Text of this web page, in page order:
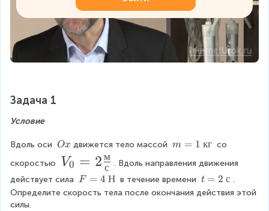
Задача 1
Условие
Вдоль оси \
\
O
x
Ox движется тело массой m
1
\
{
m = 1 кг со
скоростью V
_
0
V0 = 2 с
м . Вдоль направления движения
действует сила F
=
F = 4 Н в течение времени t
=
t = 2 с .
Определите скорость тела после окончания действия этой
силы.